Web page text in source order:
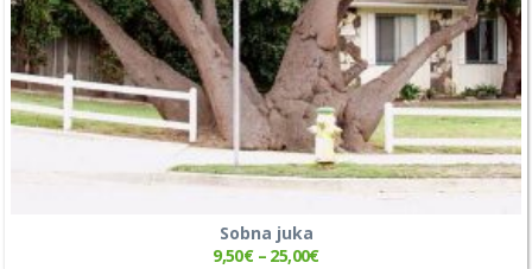
Sobna juka
9,50€– 25,00€